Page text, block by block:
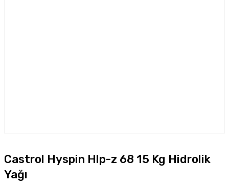
Castrol Hyspin Hlp-z 68 15 Kg Hidrolik
Yağı